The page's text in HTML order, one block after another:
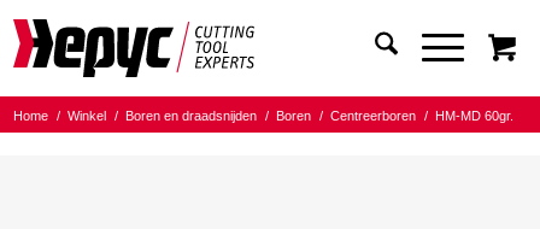
Home / Winkel / Boren en draadsnijden / Boren / Centreerboren / HM-MD 60gr.